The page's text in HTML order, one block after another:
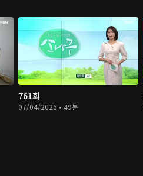
761회
07/04/2026 • 49분